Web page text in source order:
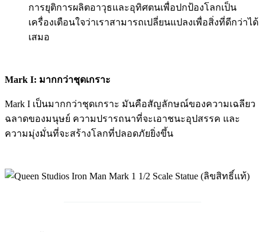
การยุติการผลิตอาวุธและอุทิศตนเพื่อปกป้องโลกเป็น
เครื่องเตือนใจว่าเราสามารถเปลี่ยนแปลงเพื่อสิ่งที่ดีกว่าได้
เสมอ
Mark I: มากกว่าชุดเกราะ
Mark I เป็นมากกว่าชุดเกราะ มันคือสัญลักษณ์ของความเฉลียว
ฉลาดของมนุษย์ ความปรารถนาที่จะเอาชนะอุปสรรค และ
ความมุ่งมั่นที่จะสร้างโลกที่ปลอดภัยยิ่งขึ้น